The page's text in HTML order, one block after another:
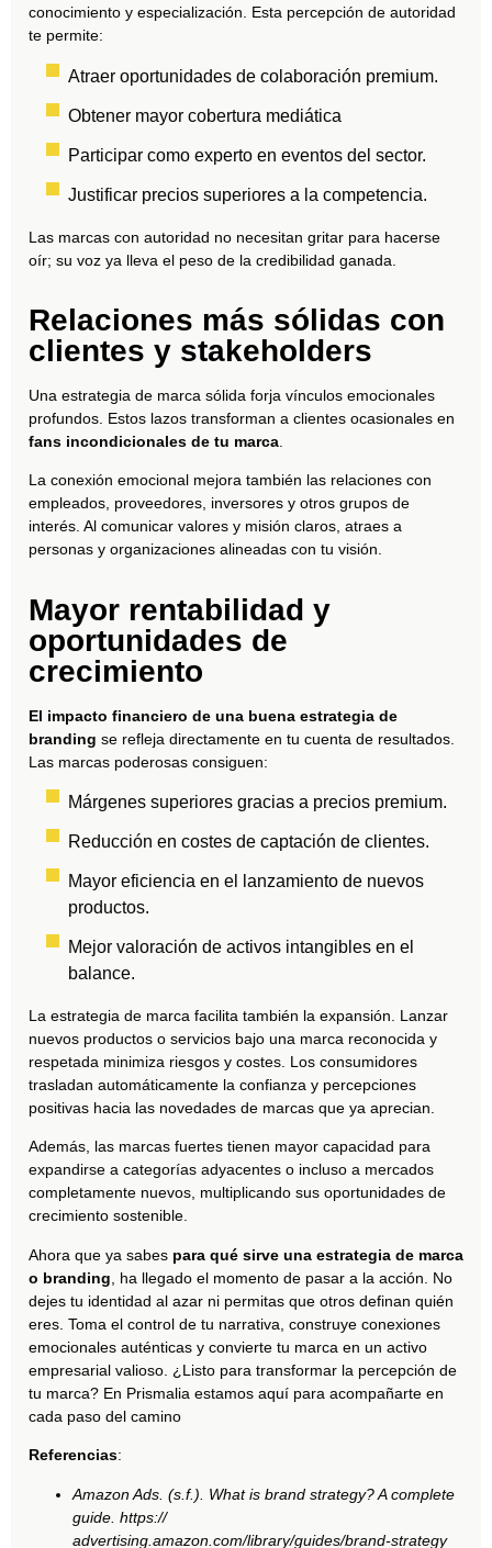
conocimiento y especialización. Esta percepción de autoridad
te permite:
Atraer oportunidades de colaboración premium.
Obtener mayor cobertura mediática
Participar como experto en eventos del sector.
Justificar precios superiores a la competencia.
Las marcas con autoridad no necesitan gritar para hacerse
oír; su voz ya lleva el peso de la credibilidad ganada.
Relaciones más sólidas con
clientes y stakeholders
Una estrategia de marca sólida forja vínculos emocionales
profundos. Estos lazos transforman a clientes ocasionales en
fans incondicionales de tu marca
La conexión emocional mejora también las relaciones con
empleados, proveedores, inversores y otros grupos de
interés. Al comunicar valores y misión claros, atraes a
personas y organizaciones alineadas con tu visión.
Mayor rentabilidad y
oportunidades de
crecimiento
El impacto financiero de una buena estrategia de
branding se refleja directamente en tu cuenta de resultados.
Las marcas poderosas consiguen:
Márgenes superiores gracias a precios premium.
Reducción en costes de captación de clientes.
Mayor eficiencia en el lanzamiento de nuevos
productos.
Mejor valoración de activos intangibles en el
balance.
La estrategia de marca facilita también la expansión. Lanzar
nuevos productos o servicios bajo una marca reconocida y
respetada minimiza riesgos y costes. Los consumidores
trasladan automáticamente la confianza y percepciones
positivas hacia las novedades de marcas que ya aprecian.
Además, las marcas fuertes tienen mayor capacidad para
expandirse a categorías adyacentes o incluso a mercados
completamente nuevos, multiplicando sus oportunidades de
crecimiento sostenible.
Ahora que ya sabes para qué sirve una estrategia de marca
o branding , ha llegado el momento de pasar a la acción. No
dejes tu identidad al azar ni permitas que otros definan quién
eres. Toma el control de tu narrativa, construye conexiones
emocionales auténticas y convierte tu marca en un activo
empresarial valioso. ¿Listo para transformar la percepción de
tu marca? En Prismalia estamos aquí para acompañarte en
cada paso del camino
Referencias:
Amazon Ads. (s.f.). What is brand strategy? A complete
guide. https://
advertising.amazon.com/library/guides/brand-strategy